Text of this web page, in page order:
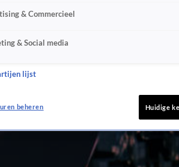
& Commercieel
& Social media
lijst
beheren Huidige